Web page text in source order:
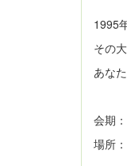
1995
その
あな
会期
場所